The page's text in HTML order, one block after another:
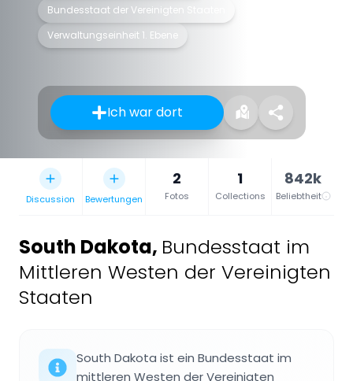
Bundesstaat der Vereinigten Staaten
Verwaltungseinheit 1. Ebene
Ich war dort
Discussion Bewertungen
2
Fotos
1
Collections
842k
Beliebtheit
South Dakota, Bundesstaat im
Mittleren Westen der Vereinigten
Staaten
South Dakota ist ein Bundesstaat im
mittleren Westen der Vereinigten